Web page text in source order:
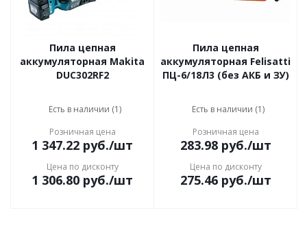
Пила цепная
аккумуляторная Makita
DUC302RF2
Есть в наличии (1)
Розничная цена
1 347.22 руб./шт
Цена по дисконту
1 306.80 руб./шт
Пила цепная
аккумуляторная Felisatti
ПЦ-6/18Л3 (без АКБ и ЗУ)
Есть в наличии (1)
Розничная цена
283.98руб./шт
Цена по дисконту
275.46руб./шт